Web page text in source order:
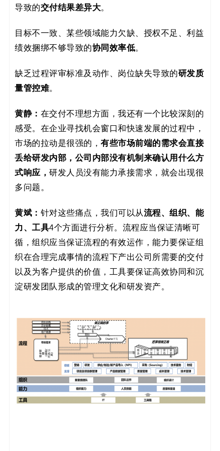
导致的交付结果差异大。
目标不一致、某些领域能力欠缺、授权不足、利益
绩效捆绑不够导致的协同效率低。
缺乏过程评审标准及动作、岗位缺失导致的研发质
量管控难。
黄静： 在交付不理想方面，我还有一个比较深刻的
感受。在企业寻找机会窗口和快速发展的过程中，
市场的拉动是很强的， 有些市场前端的需求会直接
丢给研发内部，公司内部没有机制来确认用什么方
式响应， 研发人员没有能力承接需求，就会出现很
多问题。
黄斌： 针对这些痛点，我们可以从流程、组织、能
力、工具4个方面进行分析。流程应当保证清晰可
循，组织应当保证流程的有效运作，能力要保证组
织在合理完成事情的流程下产出公司所需要的交付
以及为客户提供的价值，工具要保证高效协同和沉
淀研发团队形成的管理文化和研发资产。